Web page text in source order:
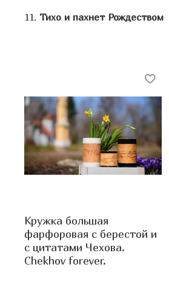
11. Тихо и пахнет Рождеством
Кружка большая
фарфоровая c берестой и
с цитатами Чехова.
Chekhov forever.